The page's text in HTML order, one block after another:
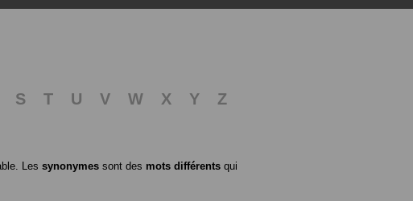
S T U V W X Y
Z
Les synonymes sont des mots différents qui